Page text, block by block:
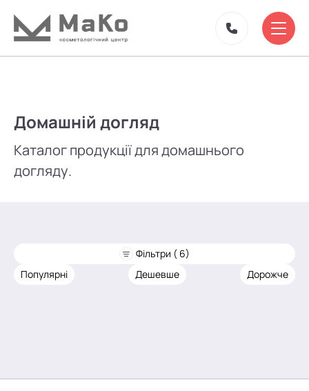
Домашній догляд
Каталог продукції для домашнього
догляду.
Фільтри ( 6)
Популярні
Дешевше Дорожче